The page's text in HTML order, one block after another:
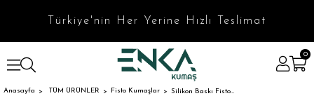
Türkiye'nin Her Yerine Hızlı Teslimat
0
Anasayfa TÜM ÜRÜNLER Fisto Kumaşlar Silikon Baskı Fisto Desen Poplin Kumaş